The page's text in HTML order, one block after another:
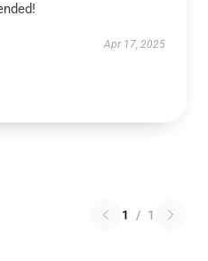
Apr 17, 2025
1 / 1